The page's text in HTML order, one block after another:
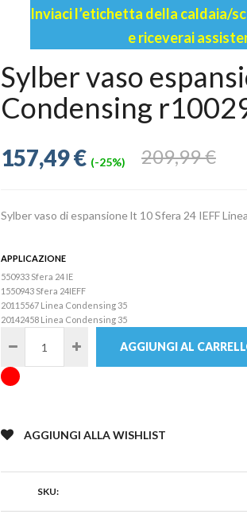
Inviaci l’etichetta della caldaia/
e riceverai
Sylber vaso
Condensing
209,99 €
157,49 € (-25%)
Sylber vaso di espansione lt 10 Sfera 24 IEFF
APPLICAZIONE
550933 Sfera 24 IE
1550943 Sfera 24IEFF
20115567 Linea Condensing 35
20142458 Linea Condensing 35
AGGIUNGI AL
AGGIUNGI ALLA WISHLIST
SKU: